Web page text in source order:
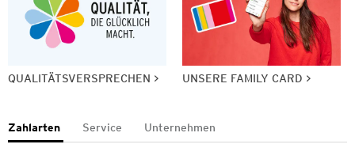
QUALITÄTSVERSPRECHEN UNSERE FAMILY CARD
Zahlarten Service Unternehmen